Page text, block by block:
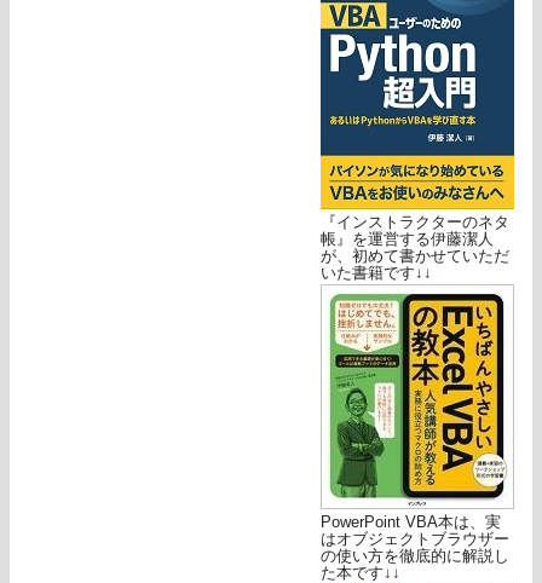
『インストラクターのネタ
帳』を運営する伊藤潔人
が、初めて書かせていただ
いた書籍です↓↓
PowerPoint VBA本は、実
はオブジェクトブラウザー
の使い方を徹底的に解説し
た本です↓↓